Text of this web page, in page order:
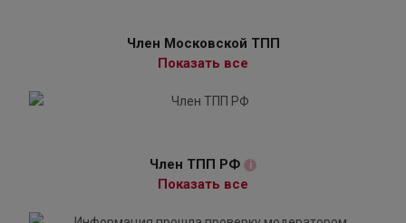
Член Московской ТПП
Показать все
Член ТПП РФ i
Показать все